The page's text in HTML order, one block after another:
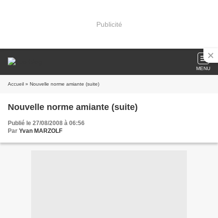
Publicité
MENU
Accueil » Nouvelle norme amiante (suite)
Nouvelle norme amiante (suite)
Publié le 27/08/2008 à 06:56
Par Yvan MARZOLF